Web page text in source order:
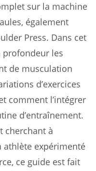
sur la machine
également
Press. Dans cet
profondeur les
de musculation
d’exercices
comment l’intégrer
d’entraînement.
cherchant à
athlète expérimenté
ce guide est fait